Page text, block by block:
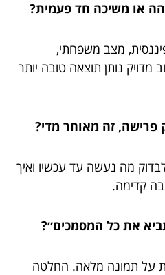
או משיכה חד פעמית?
מצב משפחתי,
מדויק נותן תוצאה טובה יותר
זה מאוחר מדי?
מה נעשה עד עכשיו ואיך
קדימה.
את כל המסמכים״?
על תמונה מלאה. החלטה